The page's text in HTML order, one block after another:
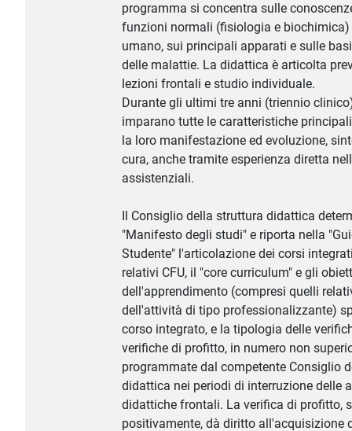
programma si concentra sulle
funzioni normali (fisiologia e biochimica)
umano, sui principali apparati e sulle
delle malattie. La didattica è articolta
lezioni frontali e studio individuale.
Durante gli ultimi tre anni (triennio
imparano tutte le caratteristiche
la loro manifestazione ed evoluzione,
cura, anche tramite esperienza diretta
assistenziali.
Il Consiglio della struttura didattica
"Manifesto degli studi" e riporta nella
Studente" l'articolazione dei corsi
relativi CFU, il "core curriculum" e gli
dell'apprendimento (compresi quelli
dell'attività di tipo professionalizzante)
corso integrato, e la tipologia delle
verifiche di profitto, in numero non
programmate dal competente Consiglio
didattica nei periodi di interruzione delle
didattiche frontali. La verifica di profitto,
positivamente, dà diritto all'acquisizione